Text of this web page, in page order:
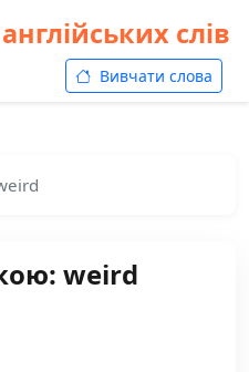
слів
Вивчати слова
weird